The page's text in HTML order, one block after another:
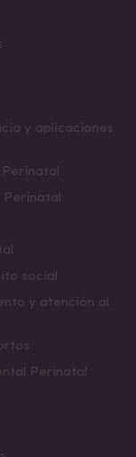
y aplicaciones
social
y atención al
Perinatal